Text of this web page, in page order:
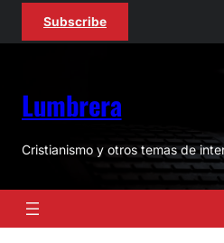
Subscribe
Lumbrera
Cristianismo y otros temas de